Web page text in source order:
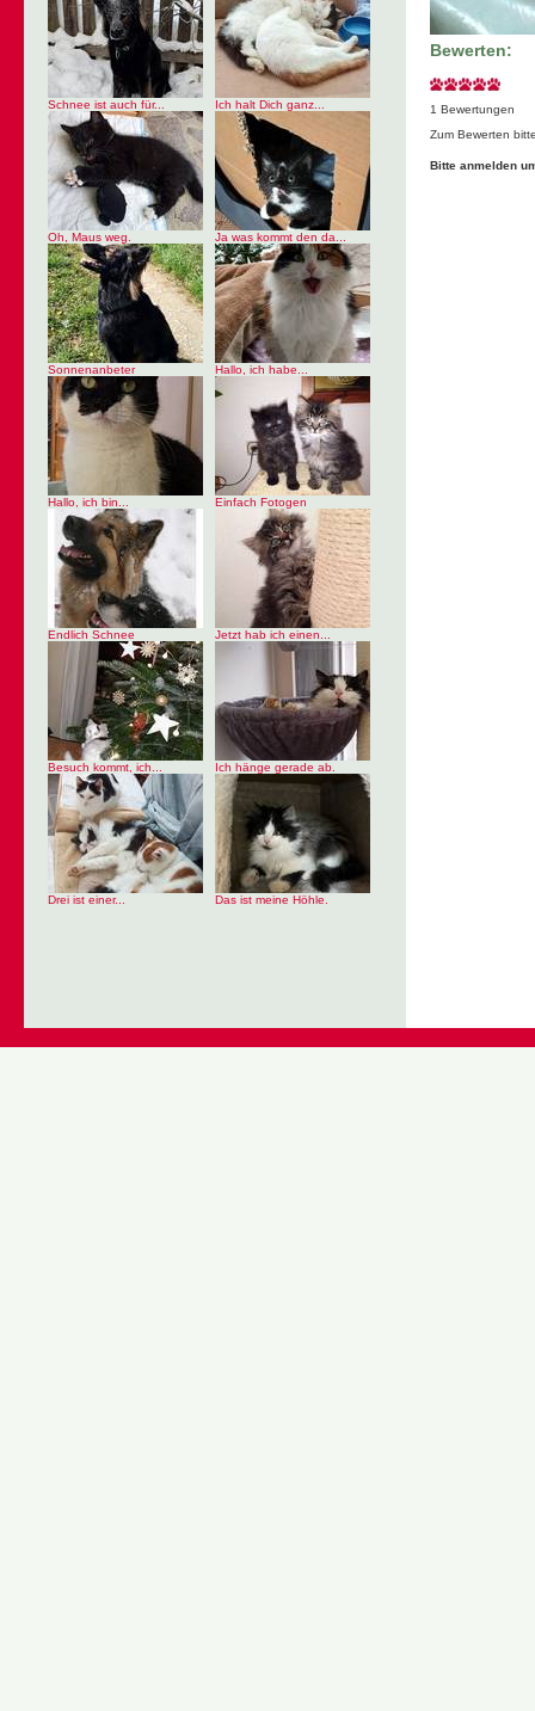
Schnee ist auch für... Ich halt Dich ganz...
Oh, Maus weg. Ja was kommt den da...
Sonnenanbeter Hallo, ich habe...
Hallo, ich bin... Einfach Fotogen
Endlich Schnee Jetzt hab ich einen...
Besuch kommt, ich... Ich hänge gerade ab.
Drei ist einer... Das ist meine Höhle.
Bewerten:
1 Bewertungen
Zum Bewerten
Bitte anmelden